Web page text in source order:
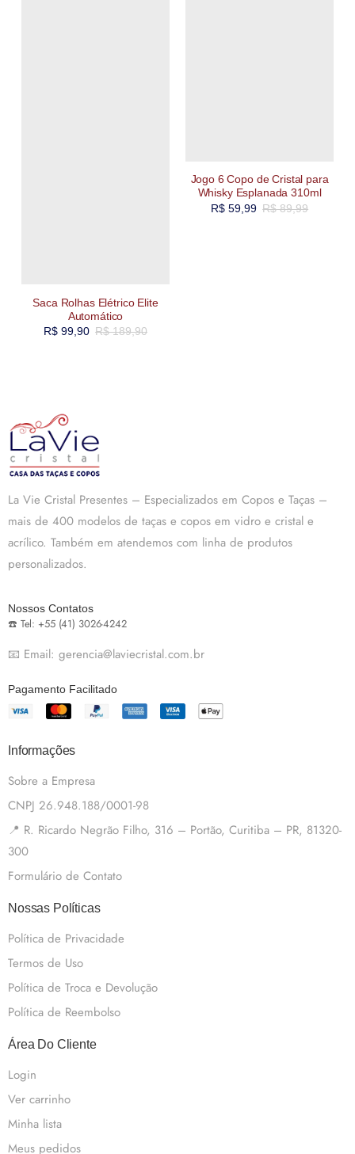
Saca Rolhas Elétrico Elite
Automático
R$189,90
R$99,90
Jogo 6 Copo de Cristal para
Whisky Esplanada 310ml
R$89,99
R$59,99
La Vie Cristal Presentes – Especializados em Copos e Taças –
mais de 400 modelos de taças e copos em vidro e cristal e
acrílico. Também em atendemos com linha de produtos
personalizados.
Nossos Contatos
☎️ Tel: +55 (41) 3026-4242
📧 Email: gerencia@laviecristal.com.br
Pagamento Facilitado
Informações
Sobre a Empresa
CNPJ 26.948.188/0001-98
📍 R. Ricardo Negrão Filho, 316 – Portão, Curitiba – PR, 81320-
300
Formulário de Contato
Nossas Políticas
Política de Privacidade
Termos de Uso
Política de Troca e Devolução
Política de Reembolso
Área Do Cliente
Login
Ver carrinho
Minha lista
Meus pedidos